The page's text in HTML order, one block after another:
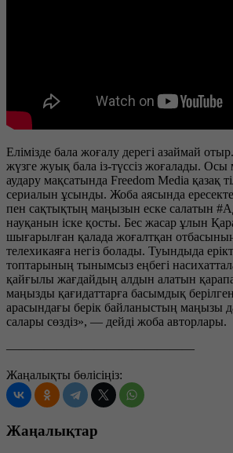
Елімізде бала жоғалу дерегі азаймай
жүзге жуық бала із-түссіз жоғалады. Осы
аудару мақсатында Freedom Media қазақ
сериалын ұсынды. Жоба аясында
пен сақтықтың маңызын еске салатын
науқанын іске қосты. Бес жасар ұлын
шығарылған қалада жоғалтқан
телехикаяға негіз болады. Туындыда
топтарының тынымсыз еңбегі
қайғылы жағдайдың алдын алатын
маңызды қағидаттарға басымдық
арасындағы берік байланыстың маңызы
салары сөздіз», — дейді жоба авторлары.
———————————————
Жаңалықты бөлісіңіз:
Жаңалықтар